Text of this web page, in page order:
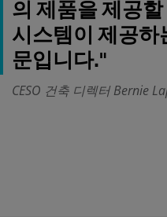
의 제품을 제공
시스템이 제공하
문입니다."
CESO 건축 디렉터 Bernie